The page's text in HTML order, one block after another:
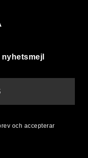
och accepterar